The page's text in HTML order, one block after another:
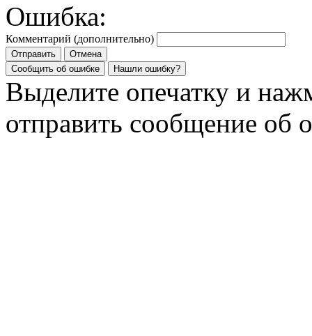
Ошибка:
Комментарий (дополнительно)
Отправить
Отмена
Сообщить об ошибке
Нашли ошибку?
Выделите опечатку и
отправить сообщение об